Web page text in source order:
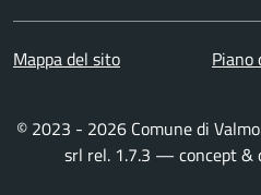
Mappa del sito
© 2023 - 2026 Comune di
srl rel. 1.7.3 — concept &